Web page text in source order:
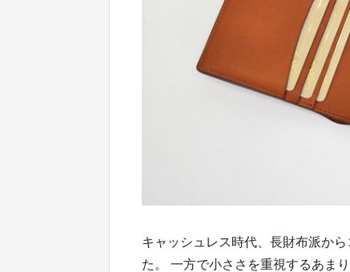
キャッシュレス時代、長財布派か
た。 一方で小ささを重視するあま